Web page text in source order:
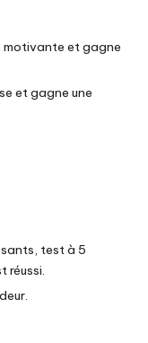
motivante et gagne
et gagne une
test à 5
réussi.